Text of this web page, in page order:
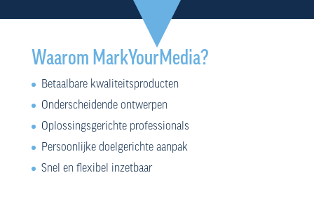
Waarom MarkYourMedia?
Betaalbare kwaliteitsproducten
Onderscheidende ontwerpen
Oplossingsgerichte professionals
Persoonlijke doelgerichte aanpak
Snel en flexibel inzetbaar